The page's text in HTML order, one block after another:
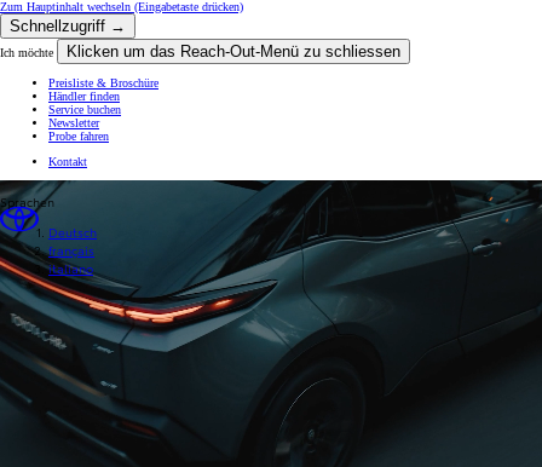
Zum Hauptinhalt wechseln (Eingabetaste drücken)
Schnellzugriff →
Ich möchte Klicken um das Reach-Out-Menü zu schliessen
Preisliste & Broschüre
Händler finden
Service buchen
Newsletter
Probe fahren
Kontakt
Sprachen
Deutsch
français
italiano